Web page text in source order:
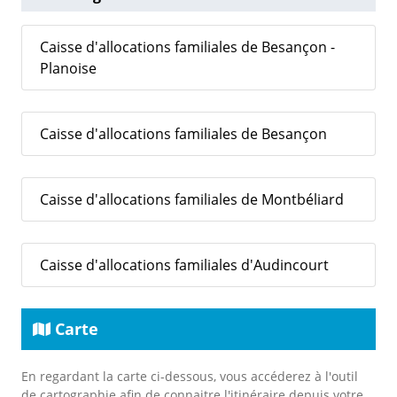
Caisse d'allocations familiales de Besançon -
Planoise
Caisse d'allocations familiales de Besançon
Caisse d'allocations familiales de Montbéliard
Caisse d'allocations familiales d'Audincourt
Carte
En regardant la carte ci-dessous, vous accéderez à l'outil